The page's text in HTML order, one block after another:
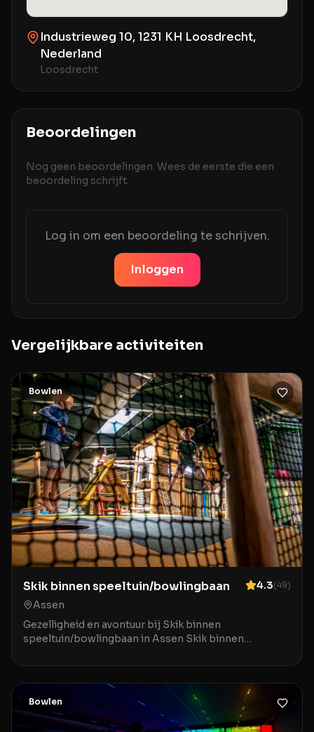
Industrieweg 10, 1231 KH Loosdrecht,
Nederland
Loosdrecht
Beoordelingen
Nog geen beoordelingen. Wees de eerste die een
beoordeling schrijft.
Log in om een beoordeling te schrijven.
Inloggen
Vergelijkbare activiteiten
Bowlen
Skik binnen speeltuin/bowlingbaan 4.3(49)
Assen
Gezelligheid en avontuur bij Skik binnen
speeltuin/bowlingbaan in Assen Skik binnen
bestemming voor gezinn
Bowlen